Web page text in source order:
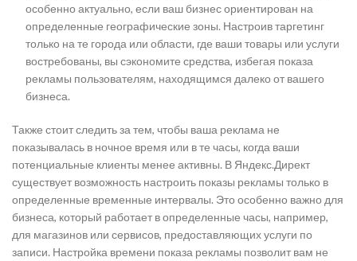
особенно актуально, если ваш бизнес ориентирован на
определенные географические зоны. Настроив таргетинг
только на те города или области, где ваши товары или услуги
востребованы, вы сэкономите средства, избегая показа
рекламы пользователям, находящимся далеко от вашего
бизнеса.
Также стоит следить за тем, чтобы ваша реклама не
показывалась в ночное время или в те часы, когда ваши
потенциальные клиенты менее активны. В Яндекс.Директ
существует возможность настроить показы рекламы только в
определенные временные интервалы. Это особенно важно для
бизнеса, который работает в определенные часы, например,
для магазинов или сервисов, предоставляющих услуги по
записи. Настройка времени показа рекламы позволит вам не